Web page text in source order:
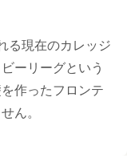
る現在のカレッジ
ーリーグという
作ったフロンテ
ん。